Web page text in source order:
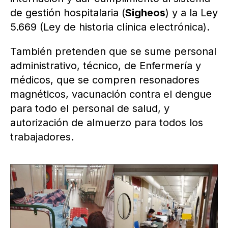
de gestión hospitalaria (Sigheos) y a la Ley
5.669 (Ley de historia clínica electrónica).
También pretenden que se sume personal
administrativo, técnico, de Enfermería y
médicos, que se compren resonadores
magnéticos, vacunación contra el dengue
para todo el personal de salud, y
autorización de almuerzo para todos los
trabajadores.